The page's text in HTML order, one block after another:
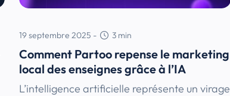
19 septembre 2025 - 3 min
Comment Partoo repense le marketing
local des enseignes grâce à l’IA
L’intelligence artificielle représente un virage